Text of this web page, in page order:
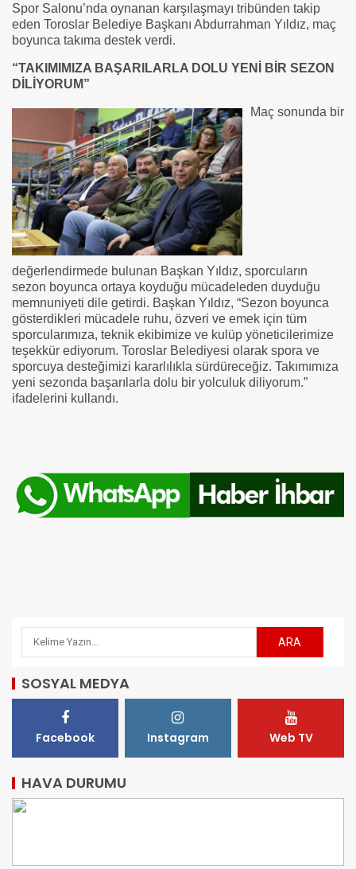
Spor Salonu’nda oynanan karşılaşmayı tribünden takip
eden Toroslar Belediye Başkanı Abdurrahman Yıldız, maç
boyunca takıma destek verdi.
“TAKIMIMIZA BAŞARILARLA DOLU YENİ BİR SEZON
DİLİYORUM”
Maç sonunda bir
değerlendirmede bulunan Başkan Yıldız, sporcuların
sezon boyunca ortaya koyduğu mücadeleden duyduğu
memnuniyeti dile getirdi. Başkan Yıldız, “Sezon boyunca
gösterdikleri mücadele ruhu, özveri ve emek için tüm
sporcularımıza, teknik ekibimize ve kulüp yöneticilerimize
teşekkür ediyorum. Toroslar Belediyesi olarak spora ve
sporcuya desteğimizi kararlılıkla sürdüreceğiz. Takımımıza
yeni sezonda başarılarla dolu bir yolculuk diliyorum.”
ifadelerini kullandı.
SOSYAL MEDYA
Facebook Instagram Web TV
HAVA DURUMU